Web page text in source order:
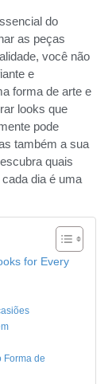
do
as peças
você não
e
forma de arte e
looks que
pode
também a sua
quais
dia é uma
for Every
Forma de